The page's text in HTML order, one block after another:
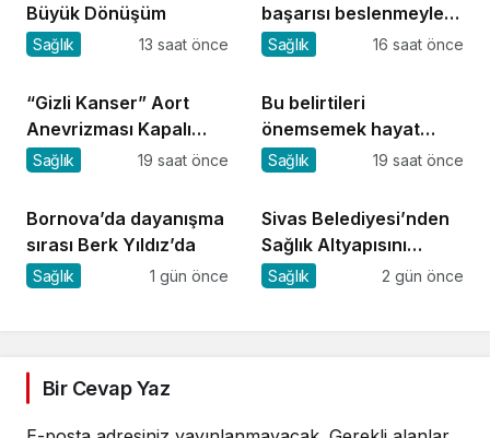
Büyük Dönüşüm
Sağlık 13 saat önce
başarısı beslenmeyle
başlar!
Sağlık 16 saat önce
“Gizli Kanser” Aort
Anevrizması Kapalı
Yöntemle Tedavi Edildi
Sağlık 19 saat önce
Bu belirtileri
önemsemek hayat
kurtarıyor
Sağlık 19 saat önce
Bornova’da dayanışma
sırası Berk Yıldız’da
Sağlık 1 gün önce
Sivas Belediyesi’nden
Sağlık Altyapısını
Güçlendirecek Yatırım
Sağlık 2 gün önce
Bir Cevap Yaz